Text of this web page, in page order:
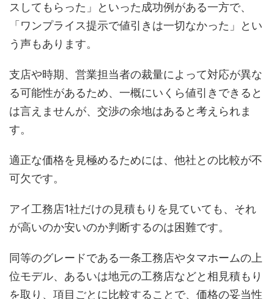
スしてもらった」といった成功例がある一方で、
「ワンプライス提示で値引きは一切なかった」とい
う声もあります。
支店や時期、営業担当者の裁量によって対応が異な
る可能性があるため、一概にいくら値引きできると
は言えませんが、交渉の余地はあると考えられま
す。
適正な価格を見極めるためには、他社との比較が不
可欠です。
アイ工務店1社だけの見積もりを見ていても、それ
が高いのか安いのか判断するのは困難です。
同等のグレードである一条工務店やタマホームの上
位モデル、あるいは地元の工務店などと相見積もり
を取り、項目ごとに比較することで、価格の妥当性